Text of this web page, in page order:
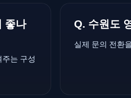
좋나
는 구성
Q. 수원도
실제 문의 전환